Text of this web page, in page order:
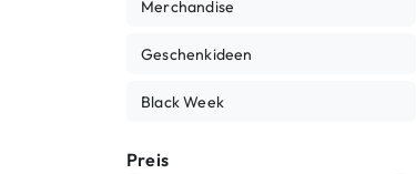
Merchandise
Geschenkideen
Black Week
Preis